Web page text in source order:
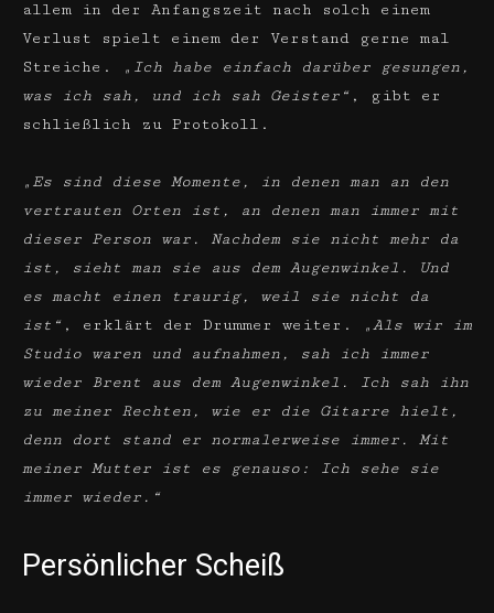
allem in der Anfangszeit nach solch einem
Verlust spielt einem der Verstand gerne mal
Streiche.
„Ich habe einfach darüber gesungen,
was ich sah, und ich sah Geister“ , gibt er
schließlich zu Protokoll.
„Es sind diese Momente, in denen man an den
vertrauten Orten ist, an denen man immer mit
dieser Person war. Nachdem sie nicht mehr da
ist, sieht man sie aus dem Augenwinkel. Und
es macht einen traurig, weil sie nicht da
ist“ , erklärt der Drummer weiter.
„Als wir im
Studio waren und aufnahmen, sah ich immer
wieder Brent aus dem Augenwinkel. Ich sah ihn
zu meiner Rechten, wie er die Gitarre hielt,
denn dort stand er normalerweise immer. Mit
meiner Mutter ist es genauso: Ich sehe sie
immer wieder.“
Persönlicher Scheiß